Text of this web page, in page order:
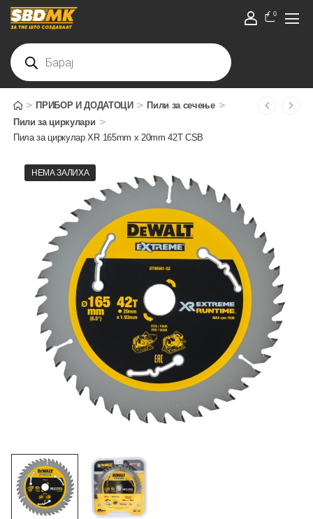
0
> ПРИБОР И ДОДАТОЦИ > Пили за сечење >
Пили за циркулари >
Пила за циркулар XR 165mm x 20mm 42T CSB
НЕМА ЗАЛИХА